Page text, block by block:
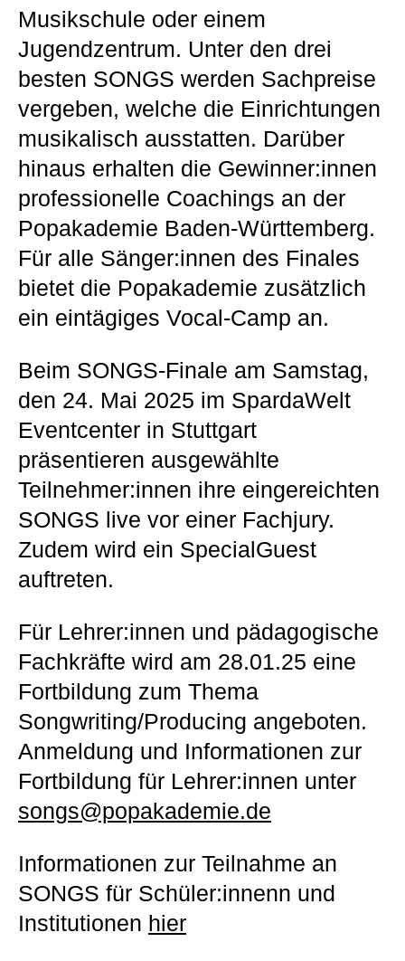
Musikschule oder einem
Jugendzentrum. Unter den drei
besten SONGS werden Sachpreise
vergeben, welche die Einrichtungen
musikalisch ausstatten. Darüber
hinaus erhalten die Gewinner:innen
professionelle Coachings an der
Popakademie Baden-Württemberg.
Für alle Sänger:innen des Finales
bietet die Popakademie zusätzlich
ein eintägiges Vocal-Camp an.
Beim SONGS-Finale am Samstag,
den 24. Mai 2025 im SpardaWelt
Eventcenter in Stuttgart
präsentieren ausgewählte
Teilnehmer:innen ihre eingereichten
SONGS live vor einer Fachjury.
Zudem wird ein SpecialGuest
auftreten.
Für Lehrer:innen und pädagogische
Fachkräfte wird am 28.01.25 eine
Fortbildung zum Thema
Songwriting/Producing angeboten.
Anmeldung und Informationen zur
Fortbildung für Lehrer:innen unter
songs@popakademie.de
Informationen zur Teilnahme an
SONGS für Schüler:innenn und
Institutionen hier